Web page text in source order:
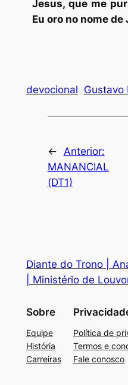
Jesus, que me
Eu oro no nome de
devocional Gustavo
← Anterior:
MANANCIAL
(DT1)
Diante do Trono |
| Ministério de
Sobre
Equipe
História
Carreiras
Política de
Termos e
Fale conosco